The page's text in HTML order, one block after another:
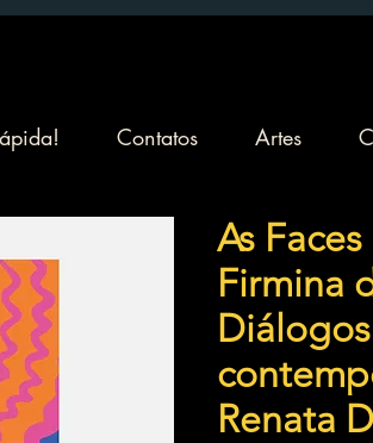
Contatos Artes
As
Firmina
Diálogos
Renata